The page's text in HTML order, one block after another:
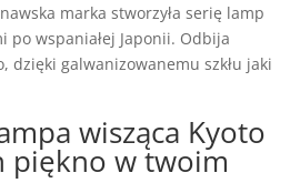
marka stworzyła serię lamp
wspaniałej Japonii. Odbija
dzięki galwanizowanemu szkłu jaki
wisząca Kyoto
piękno w twoim